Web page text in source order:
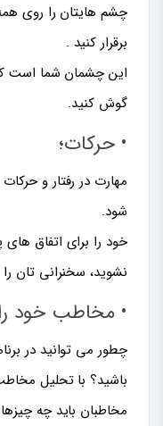
چشم هایتان را روی همه
برقرار کنید .
این چشمان شما است
گوش کنید.
• حرکات؛
مهارت در رفتار و
شود.
خود را برای اتفاق
نشوید، سخنرانی تان
• مخاطب خود
چطور می توانید در
باشید؟ با تحلیل
مخاطبان باید چه